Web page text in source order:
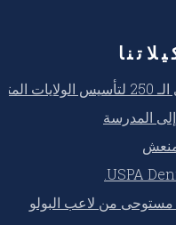
المتحدة
إلى المدرسة
USPA
من لاعب البولو